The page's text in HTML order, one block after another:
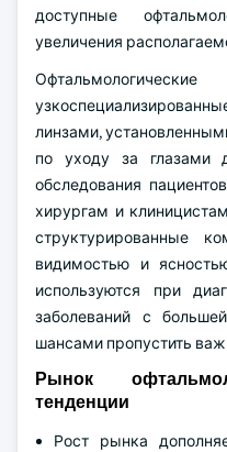
доступные
увеличения
линзами,
по уходу за глазами
обследования
хирургам и
структурированные
видимостью и
используются при
заболеваний с
шансами пропустить
Рынок
тенденции
Рост рынка